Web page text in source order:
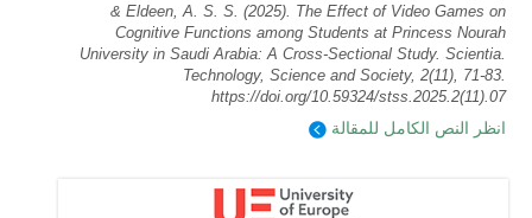
& Eldeen, A. S. S. (2025). The Effect of Video Games on
Cognitive Functions among Students at Princess Nourah
University in Saudi Arabia: A Cross-Sectional Study. Scientia.
Technology, Science and Society, 2(11), 71-83.
https://doi.org/10.59324/stss.2025.2(11).07
انظر النص الكامل للمقالة